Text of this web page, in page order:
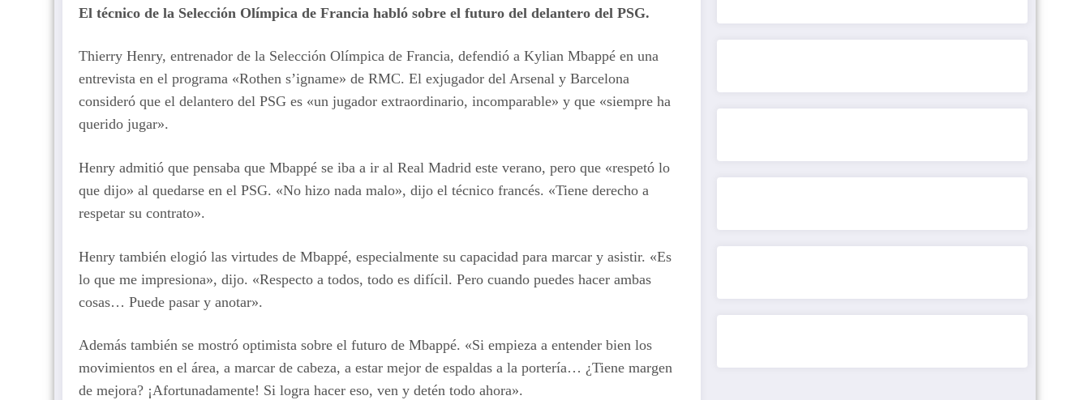
El técnico de la Selección Olímpica de Francia habló sobre el futuro del delantero del PSG.
Thierry Henry, entrenador de la Selección Olímpica de Francia, defendió a Kylian Mbappé en una
entrevista en el programa «Rothen s’igname» de RMC. El exjugador del Arsenal y Barcelona
consideró que el delantero del PSG es «un jugador extraordinario, incomparable» y que «siempre ha
querido jugar».
Henry admitió que pensaba que Mbappé se iba a ir al Real Madrid este verano, pero que «respetó lo
que dijo» al quedarse en el PSG. «No hizo nada malo», dijo el técnico francés. «Tiene derecho a
respetar su contrato».
Henry también elogió las virtudes de Mbappé, especialmente su capacidad para marcar y asistir. «Es
lo que me impresiona», dijo. «Respecto a todos, todo es difícil. Pero cuando puedes hacer ambas
cosas… Puede pasar y anotar».
Además también se mostró optimista sobre el futuro de Mbappé. «Si empieza a entender bien los
movimientos en el área, a marcar de cabeza, a estar mejor de espaldas a la portería… ¿Tiene margen
de mejora? ¡Afortunadamente! Si logra hacer eso, ven y detén todo ahora».